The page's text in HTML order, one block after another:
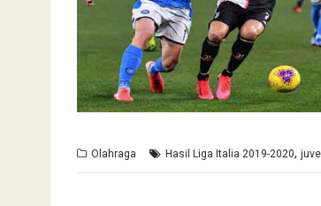
Olahraga Hasil Liga Italia 2019-2020,